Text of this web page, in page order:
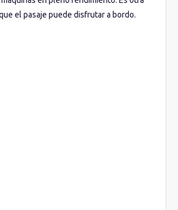
el pasaje puede disfrutar a bordo.